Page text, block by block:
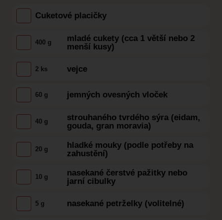
Cuketové placičky
400 g
mladé cukety (cca 1 větší nebo 2
menší kusy)
2 ks vejce
60 g jemných ovesných vloček
40 g
strouhaného tvrdého sýra (eidam,
gouda, gran moravia)
20 g
hladké mouky (podle potřeby na
zahustění)
10 g
nasekané čerstvé pažitky nebo
jarní cibulky
5 g nasekané petrželky (volitelné)